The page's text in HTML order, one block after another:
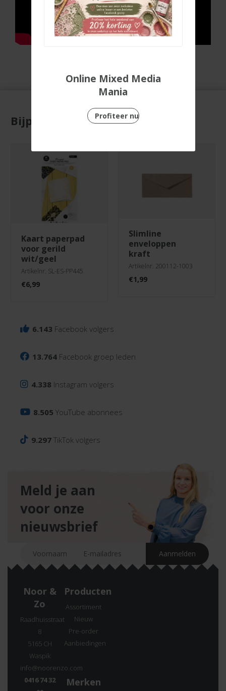
Bijpassende producten
kaart paperpad
voor gerild
wit/geel
Artikelnr. SL-ES-PP445
€6,99
slimline
enveloppen
kraft
Artikelnr. 200112-1003
€1,99
6.143 Facebook volgers
13.764 Facebook groep leden
4.338 Instagram volgers
8.505 YouTube abonnees
9.297 TikTok volgers
Meld je aan
voor onze
nieuwsbrief
Noor &
Zo
Raadhuisstraat
8
5165 CH
Waspik
info@noorenzo.com
0416 74 32
Producten
Assortiment
Nieuw
Pre-order
Aanbiedingen
Merken
Online Mixed Media
Mania
Profiteer nu